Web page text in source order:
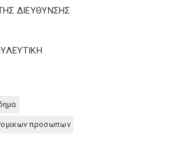
ΔΙΕΥΘΥΝΣΗΣ
προσωπων